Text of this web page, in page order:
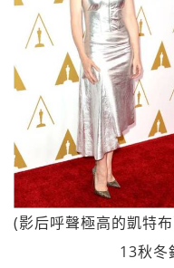
(影后呼聲極高的凱特
13秋冬